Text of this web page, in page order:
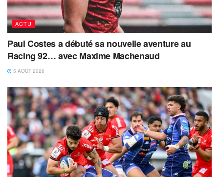
ACTU
Paul Costes a débuté sa nouvelle aventure au
Racing 92… avec Maxime Machenaud
5 AOÛT 2026